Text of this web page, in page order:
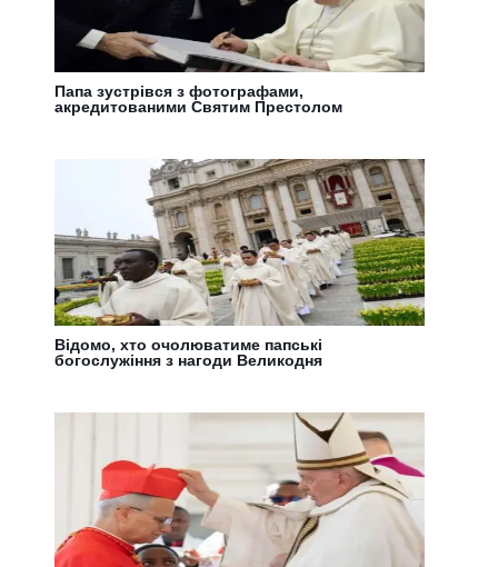
Папа зустрівся з фотографами,
акредитованими Святим Престолом
Відомо, хто очолюватиме папські
богослужіння з нагоди Великодня